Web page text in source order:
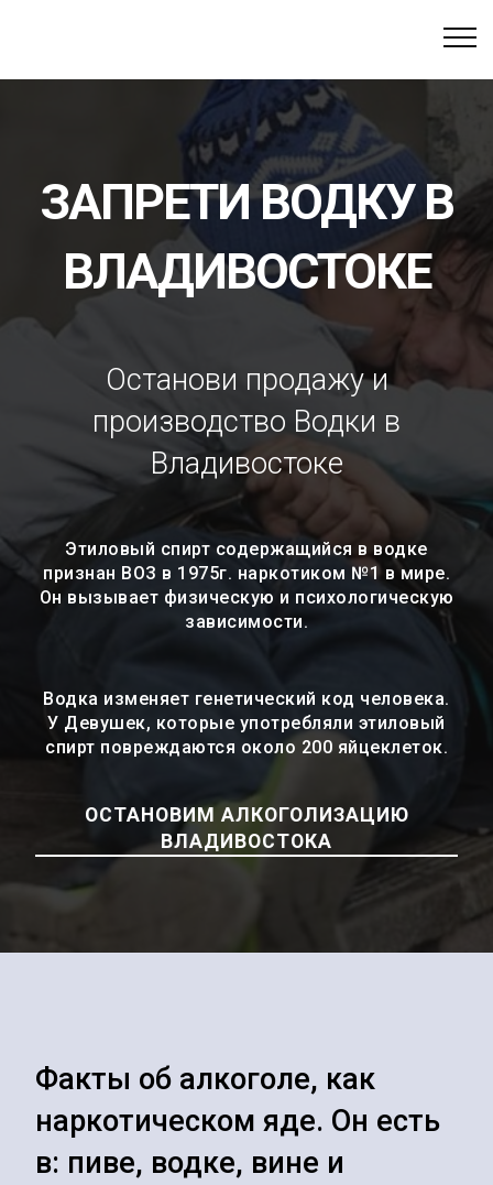
ЗАПРЕТИ ВОДКУ В
ВЛАДИВОСТОКЕ
Останови продажу и
производство Водки в
Владивостоке
Этиловый спирт содержащийся в водке
признан ВОЗ в 1975г. наркотиком №1 в мире.
Он вызывает физическую и психологическую
зависимости.
Водка изменяет генетический код человека.
У Девушек, которые употребляли этиловый
спирт повреждаются около 200 яйцеклеток.
ОСТАНОВИМ АЛКОГОЛИЗАЦИЮ
ВЛАДИВОСТОКА
Факты об алкоголе, как
наркотическом яде. Он есть
в: пиве, водке, вине и